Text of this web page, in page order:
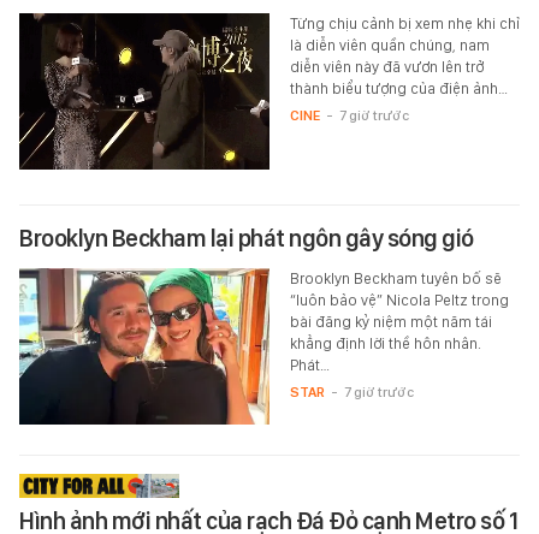
Từng chịu cảnh bị xem nhẹ khi chỉ
là diễn viên quần chúng, nam
diễn viên này đã vươn lên trở
thành biểu tượng của điện ảnh…
CINE - 7 giờ trước
Brooklyn Beckham lại phát ngôn gây sóng gió
Brooklyn Beckham tuyên bố sẽ
“luôn bảo vệ” Nicola Peltz trong
bài đăng kỷ niệm một năm tái
khẳng định lời thề hôn nhân.
Phát…
STAR - 7 giờ trước
Hình ảnh mới nhất của rạch Đá Đỏ cạnh Metro số 1